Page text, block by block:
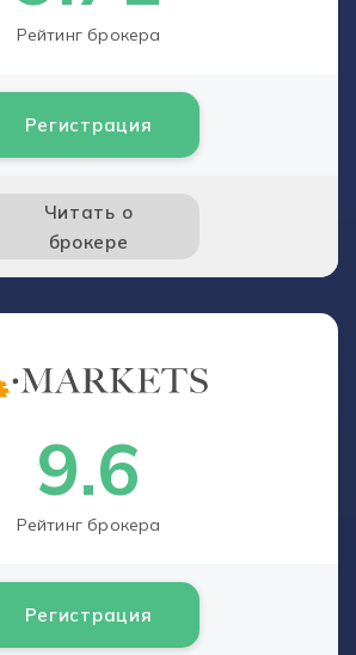
Рейтинг брокера
Регистрация
Читать о
брокере
9.6
Рейтинг брокера
Регистрация